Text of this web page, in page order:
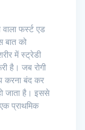
फर्स्ट एड
को
में स्ट्रेडी
है। जब रोगी
करना बंद कर
जाता है। इससे
प्राथमिक